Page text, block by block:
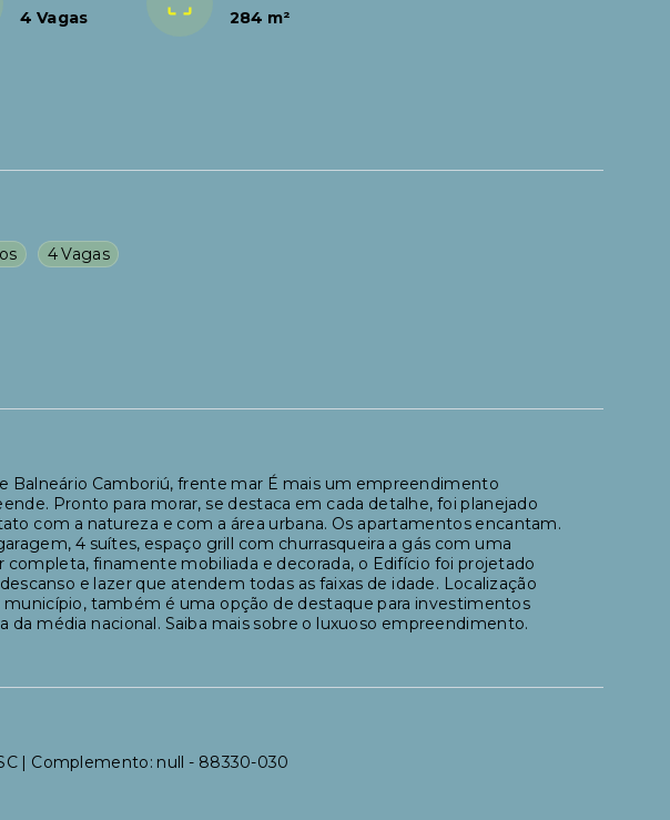
4 Vagas
284 m²
4 Vagas
Balneário Camboriú, frente mar É mais um empreendimento
Pronto para morar, se destaca em cada detalhe, foi planejado
com a natureza e com a área urbana. Os apartamentos encantam.
4 suítes, espaço grill com churrasqueira a gás com uma
completa, finamente mobiliada e decorada, o Edifício foi projetado
e lazer que atendem todas as faixas de idade. Localização
também é uma opção de destaque para investimentos
da média nacional. Saiba mais sobre o luxuoso empreendimento.
| Complemento: null - 88330-030